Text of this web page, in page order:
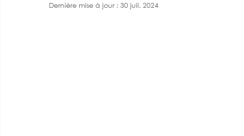
Dernière mise à jour : 30 juil. 2024